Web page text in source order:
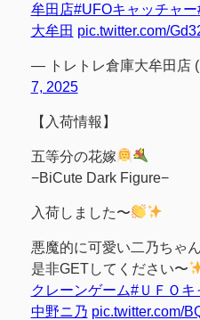
牟田店#UFOキャッチャー
大牟田 pic.twitter.com/
— トレトレ倉庫大牟田店
7, 2025
【入荷情報】
五等分の花嫁
−BiCute Dark Figure−
入荷しました〜
悪魔的に可愛い二乃ちゃん
是非GETしてください〜
クレーンゲーム#ＵＦＯキ
中野ニ乃 pic.twitter.com/